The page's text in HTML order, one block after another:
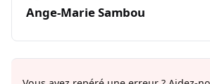
Ange-Marie Sambou